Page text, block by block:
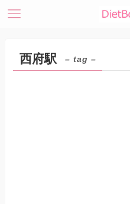
西府駅 – tag –